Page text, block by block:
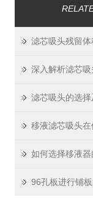
滤芯吸头的选
如何选择移液